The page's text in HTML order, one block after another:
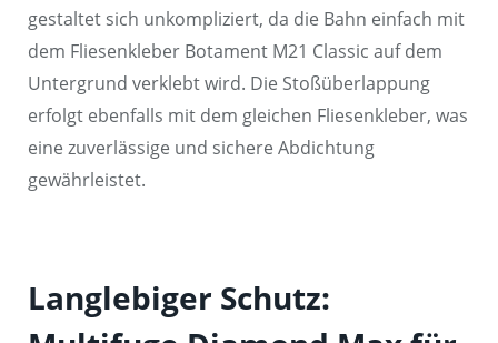
gestaltet sich unkompliziert, da die Bahn einfach mit
dem Fliesenkleber Botament M21 Classic auf dem
Untergrund verklebt wird. Die Stoßüberlappung
erfolgt ebenfalls mit dem gleichen Fliesenkleber, was
eine zuverlässige und sichere Abdichtung
gewährleistet.
Langlebiger Schutz: